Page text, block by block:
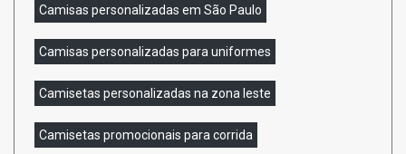
Camisas personalizadas em São Paulo
Camisas personalizadas para uniformes
Camisetas personalizadas na zona leste
Camisetas promocionais para corrida